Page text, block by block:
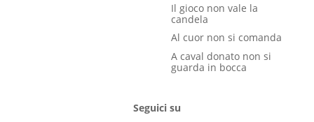
Il gioco non vale la
candela
Al cuor non si comanda
A caval donato non si
guarda in bocca
Seguici su